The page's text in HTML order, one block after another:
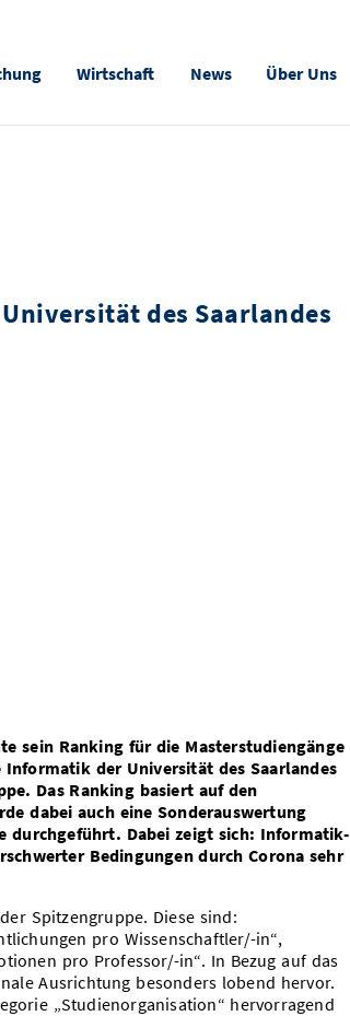
Wirtschaft News Über Uns
des Saarlandes
sein Ranking für die Masterstudiengänge
der Universität des Saarlandes
Das Ranking basiert auf den
dabei auch eine Sonderauswertung
durchgeführt. Dabei zeigt sich: Informatik-
Bedingungen durch Corona sehr
Spitzengruppe. Diese sind:
pro Wissenschaftler/-in“,
pro Professor/-in“. In Bezug auf das
Ausrichtung besonders lobend hervor.
„Studienorganisation“ hervorragend